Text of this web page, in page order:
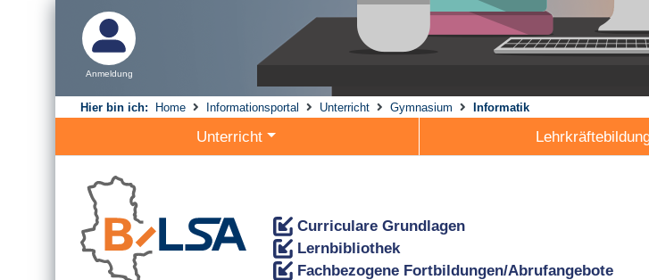
Anmeldung
Hier bin ich: Home Informationsportal Unterricht Gymnasium Informatik
Unterricht
Curriculare Grundlagen
Lernbibliothek
Fachbezogene Fortbildungen/Abrufangebote